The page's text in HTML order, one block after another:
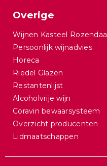
Overige
Wijnen Kasteel Rozendaal
Persoonlijk wijnadvies
Horeca
Riedel Glazen
Restantenlijst
Alcoholvrije wijn
Coravin bewaarsysteem
Overzicht producenten
Lidmaatschappen